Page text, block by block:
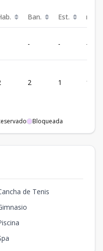
Ban. Est. m²
- - -
2 1
Bloqueada
de Tenis